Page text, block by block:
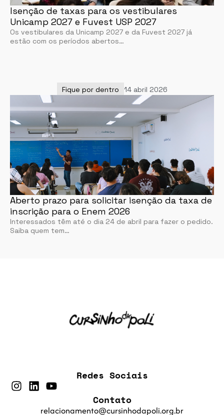
Isenção de taxas para os vestibulares
Unicamp 2027 e Fuvest USP 2027
Os vestibulares da Unicamp 2027 e da Fuvest 2027 já
estão com os períodos abertos…
Fique por dentro 14 abril 2026
Aberto prazo para solicitar isenção da taxa de
inscrição para o Enem 2026
Interessados têm até o dia 24 de abril para fazer o pedido.
Saiba quem tem…
Contato
relacionamento@cursinhodapoli.org.br
Redes Sociais